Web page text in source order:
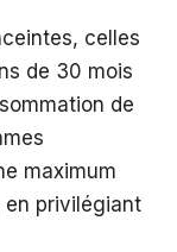
celles
de 30 mois
de
maximum
en privilégiant